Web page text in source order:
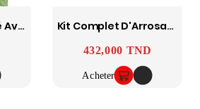
Grillage Galvanisé Avec Gazon Artificiel Kit Complet D'Arrosage Goutte-À-Goutte KARCHER
Prix
432,000 TND
Acheter